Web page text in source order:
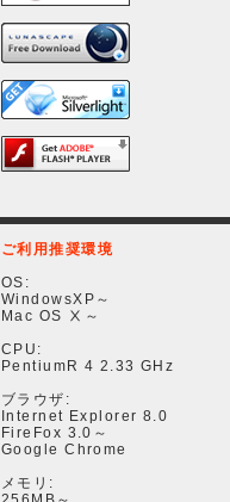
ご利用推奨環境
OS:
WindowsXP～
Mac OS Ⅹ～
CPU:
PentiumR 4 2.33 GHz
ブラウザ:
Internet Explorer 8.0
FireFox 3.0～
Google Chrome
メモリ: